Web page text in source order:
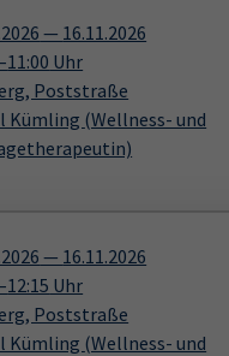
— 16.11.2026
11:00 Uhr
Poststraße
Kümling (Wellness- und
— 16.11.2026
12:15 Uhr
Poststraße
Kümling (Wellness- und